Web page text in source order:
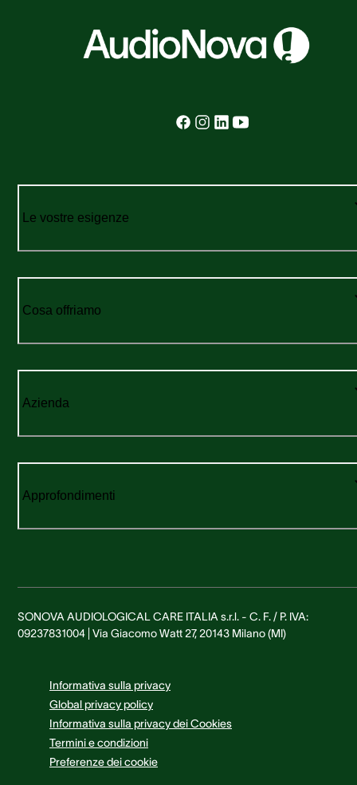
Le vostre esigenze
Cosa offriamo
Azienda
Approfondimenti
SONOVA AUDIOLOGICAL CARE ITALIA s.r.l. - C. F. / P. IVA:
09237831004 | Via Giacomo Watt 27, 20143 Milano (MI)
Informativa sulla privacy
Global privacy policy
Informativa sulla privacy dei Cookies
Termini e condizioni
Preferenze dei cookie